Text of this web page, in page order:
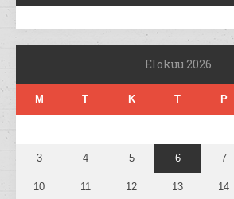
Elokuu 2026
M T K T P
3 4 5 6 7
10 11 12 13 14